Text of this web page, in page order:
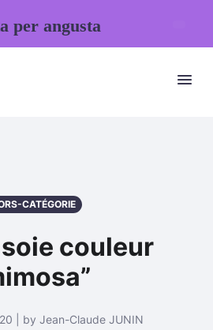
CATÉGORIE
couleur
| by Jean-Claude JUNIN
per angusta